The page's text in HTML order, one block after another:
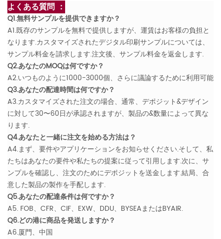
よくある質問 ：
Q1.無料サンプルを提供できますか？
A1.既存のサンプルを無料で提供しますが、運賃はお客様の負担と
なります.カスタマイズされたデジタル印刷サンプルについては、
サンプル料金を請求します.注文後、サンプル料金を返金します.
Q2.あなたのMOQは何ですか？
A2.いつものように1000-3000個、さらに議論するために利用可能
Q3.あなたの配達時間は何ですか？
A3.カスタマイズされた注文の場合、通常、デポジット&デザイン
に対して30〜60日が承認されますが、製品の&数量によって異な
ります.
Q4.あなたと一緒に注文を始める方法は？
A4.まず、要件やアプリケーションをお知らせください.そして、私
たちはあなたの要件や私たちの提案に従って引用します.次に、サ
ンプルを確認し、注文のためにデポジットを送金します.結局、合
意した製品の製作を手配します.
Q5.あなたの配達条件は何ですか？
A5. FOB、CFR、CIF、EXW、DDU、BYSEAまたはBYAIR.
Q6.どの港に商品を発送しますか？
A6.厦門、中国